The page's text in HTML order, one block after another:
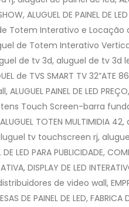
ALUGUEL DE PAINEL DE
Totem Interativo e
de Totem Interativo
de tv 3d, aluguel de tv 3d
de TVS SMART TV 32”ATE
PAINEL DE LED
Touch Screen-barra funda
ALUGUEL TOTEN
tv touchscreen rj,
LED PARA PUBLICIDADE,
DISPLAY DE LED
de video wall,
DE PAINEL DE LED,